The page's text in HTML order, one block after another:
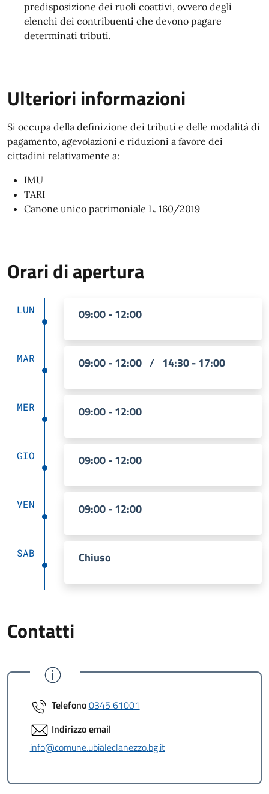
predisposizione dei ruoli coattivi, ovvero degli
elenchi dei contribuenti che devono pagare
determinati tributi.
Ulteriori informazioni
Si occupa della definizione dei tributi e delle modalità di
pagamento, agevolazioni e riduzioni a favore dei
cittadini relativamente a:
IMU
TARI
Canone unico patrimoniale L. 160/2019
Orari di apertura
LUN 09:00 - 12:00
MAR 09:00 - 12:00 / 14:30 - 17:00
MER 09:00 - 12:00
GIO 09:00 - 12:00
VEN 09:00 - 12:00
SAB Chiuso
Contatti
Telefono0345 61001
Indirizzo email
info@comune.ubialeclanezzo.bg.it